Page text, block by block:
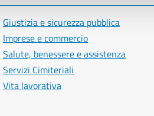
Giustizia e sicurezza pubblica
Imprese e commercio
Salute, benessere e assistenza
Servizi Cimiteriali
Vita lavorativa